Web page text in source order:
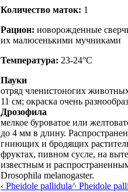
Количество маток: 1
Рацион: новорожденные
их малюсенькими мучниками
Температура: 23-24°C
Пауки
отряд членистоногих
11 см; окраска очень
Дрозофила
мелкое буроватое или
до 4 мм в длину.
гниющих и бродящих
фруктах, пивном сусле, на
известным и
Drosophila melanogaster.
‹ Pheidole pallidula^ Pheidole